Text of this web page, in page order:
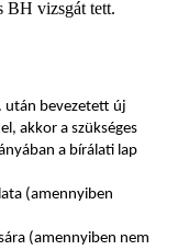
BH vizsgát tett.
után bevezetett új
akkor a szükséges
a bírálati lap
(amennyiben
(amennyiben nem